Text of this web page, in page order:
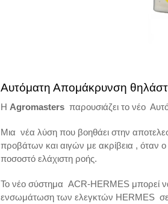
Αυτόματη Απομάκρυνση
Η Agromastersπαρουσιάζει το νέο
Μια νέα λύση που βοηθάει στην
προβάτων και αιγών με ακρίβεια , όταν
ποσοστό ελάχιστη ροής.
Το νέο σύστημα ACR-HERMES μπορεί
ενσωμάτωση των ελεγκτών HERMES σε